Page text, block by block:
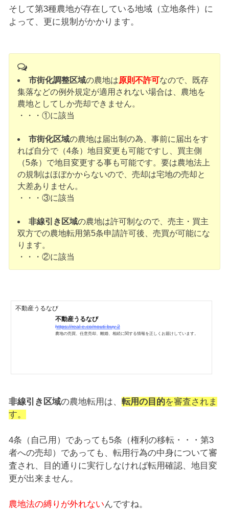
そして第3種農地が存在している地域（立地条件）に
よって、更に規制がかかります。
市街化調整区域の農地は原則不許可なので、既存
集落などの例外規定が適用されない場合は、農地を
農地としてしか売却できません。
・・・①に該当
市街化区域の農地は届出制の為、事前に届出をす
れば自分で（4条）地目変更も可能ですし、買主側
（5条）で地目変更する事も可能です。要は農地法上
の規制はほぼかからないので、売却は宅地の売却と
大差ありません。
・・・③に該当
非線引き区域の農地は許可制なので、売主・買主
双方での農地転用第5条申請許可後、売買が可能にな
ります。
・・・②に該当
不動産うるなび
不動産うるなび
https://real-e.co/nouti-buy-2
農地の売買、任意売却、離婚、相続に関する情報を正しくお届けしています。
非線引き区域の農地転用は、 転用の目的を審査されま
す。
4条（自己用）であっても5条（権利の移転・・・第3
者への売却）であっても、転用行為の中身について審
査され、目的通りに実行しなければ転用確認、地目変
更が出来ません。
農地法の縛りが外れないんですね。